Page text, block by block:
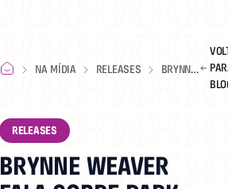
NA MÍDIA RELEASES
BRYNNE
ROMANCE
E
RELEASES
BRYNNE WEAVER